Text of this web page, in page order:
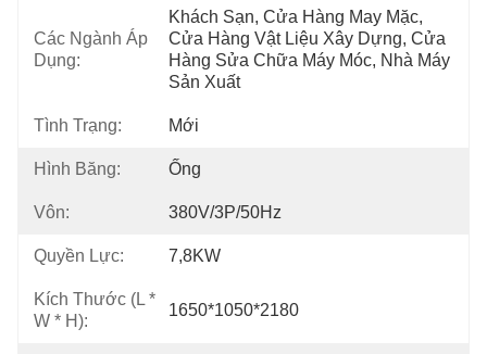
Các Ngành Áp
Dụng:
Khách Sạn, Cửa Hàng May Mặc,
Cửa Hàng Vật Liệu Xây Dựng, Cửa
Hàng Sửa Chữa Máy Móc, Nhà Máy
Sản Xuất
Tình Trạng: Mới
Hình Băng: Ống
Vôn: 380V/3P/50Hz
Quyền Lực: 7,8KW
Kích Thước (L *
W * H):
1650*1050*2180